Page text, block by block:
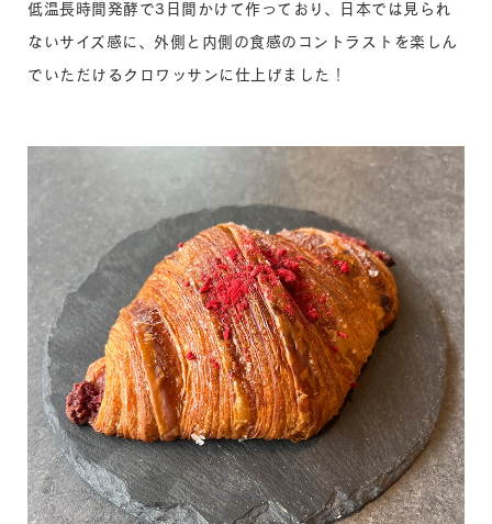
低温長時間発酵で3日間かけて作っており、日本では見られ
ないサイズ感に、外側と内側の食感のコントラストを楽しん
でいただけるクロワッサンに仕上げました！